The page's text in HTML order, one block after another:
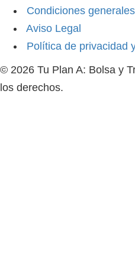
Condiciones generales
Aviso Legal
Política de privacidad
© 2026 Tu Plan A: Bolsa y
los derechos.